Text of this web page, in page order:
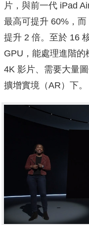
片，與前一代 iPad
最高可提升 60%，
提升 2 倍。至於 16
GPU，能處理進階
4K 影片、需要大量
擴增實境（AR）下。